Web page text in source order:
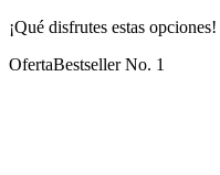
¡Qué disfrutes estas opciones!
OfertaBestseller No. 1